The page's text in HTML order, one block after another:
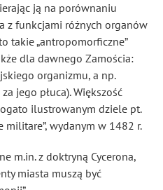
ją na porównaniu
z funkcjami różnych organów
takie „antropomorficzne”
dla dawnego Zamościa:
organizmu, a np.
jego płuca). Większość
ilustrowanym dziele pt.
militare”, wydanym w 1482 r.
m.in. z doktryną Cycerona,
miasta muszą być